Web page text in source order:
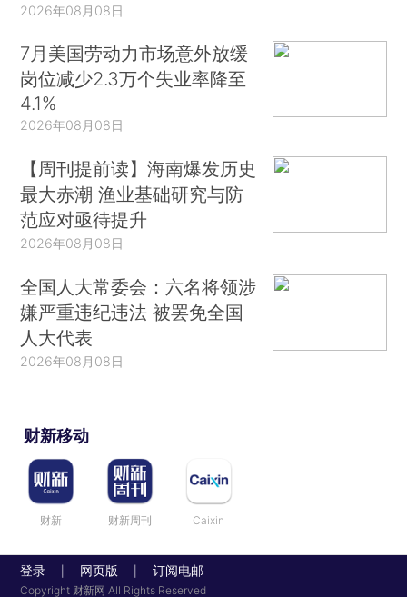
2026年08月08日
7月美国劳动力市场意外放缓
岗位减少2.3万个失业率降至
4.1%
2026年08月08日
【周刊提前读】海南爆发历史
最大赤潮 渔业基础研究与防
范应对亟待提升
2026年08月08日
全国人大常委会：六名将领涉
嫌严重违纪违法 被罢免全国
人大代表
2026年08月08日
财新移动
财新 财新周刊 Caixin
登录 网页版 订阅电邮
Copyright 财新网 All Rights Reserved